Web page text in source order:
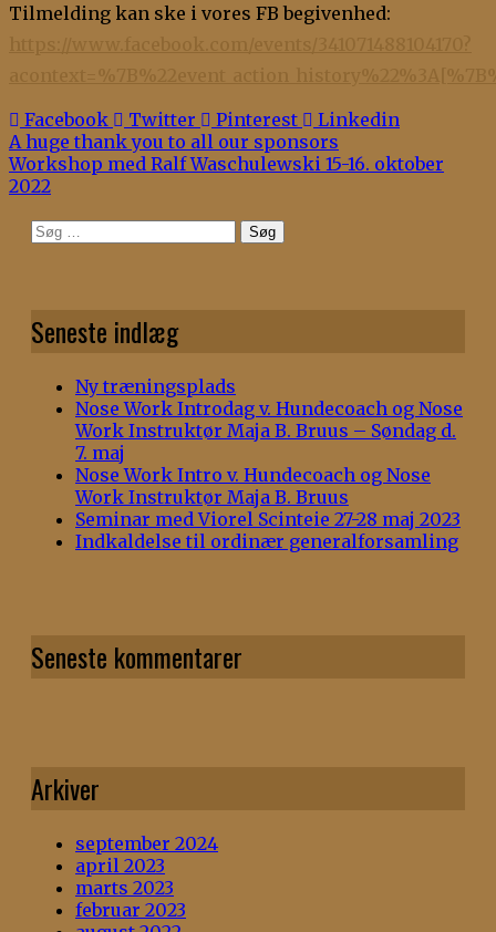
Tilmelding kan ske i vores FB begivenhed:
Facebook
Twitter Pinterest Linkedin
Indlægsnavigation
A huge thank you to all our sponsors
Workshop med Ralf Waschulewski 15-16. oktober
2022
Søg
efter:
Seneste indlæg
Ny træningsplads
Nose Work Introdag v. Hundecoach og Nose
Work Instruktør Maja B. Bruus – Søndag d.
7. maj
Nose Work Intro v. Hundecoach og Nose
Work Instruktør Maja B. Bruus
Seminar med Viorel Scinteie 27-28 maj 2023
Indkaldelse til ordinær generalforsamling
Seneste kommentarer
Arkiver
september 2024
april 2023
marts 2023
februar 2023